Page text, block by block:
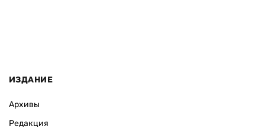
ИЗДАНИЕ
Архивы
Редакция